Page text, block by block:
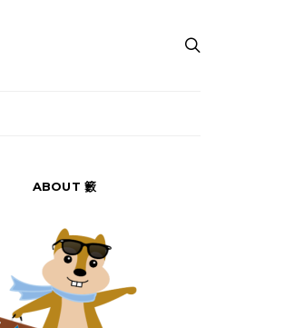
ABOUT 籔